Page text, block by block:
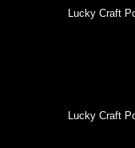
Lucky Craft
Lucky Craft